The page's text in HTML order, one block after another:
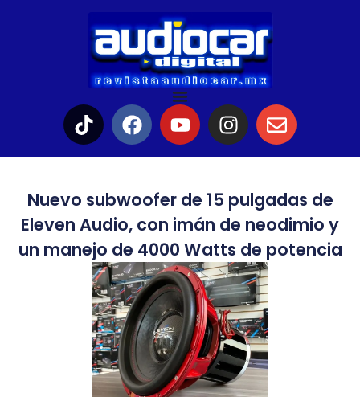
Nuevo subwoofer de 15 pulgadas de
Eleven Audio, con imán de neodimio y
un manejo de 4000 Watts de potencia